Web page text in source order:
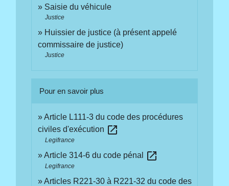
Saisie du véhicule
Justice
Huissier de justice (à présent appelé
commissaire de justice)
Justice
Pour en savoir plus
Article L111-3 du code des procédures
civiles d'exécution open_in_new
Legifrance
Article 314-6 du code pénal open_in_new
Legifrance
Articles R221-30 à R221-32 du code des